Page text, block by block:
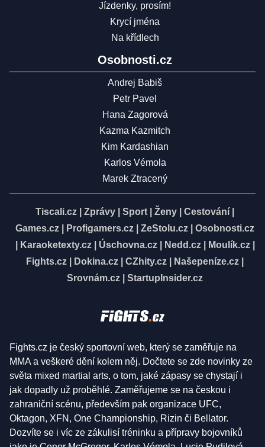
Jízdenky, prosím!
Krycí jména
Na křídlech
Osobnosti.cz
Andrej Babiš
Petr Pavel
Hana Zagorová
Kazma Kazmitch
Kim Kardashian
Karlos Vémola
Marek Ztracený
Tiscali.cz Zprávy Sport Ženy Cestování
Games.cz
Profigamers.cz ZeStolu.cz
Osobnosti.cz
Karaoketexty.cz| Úschovna.cz| Nedd.cz| Moulík.cz|
Fights.cz
Dokina.cz CZhity.cz Našepeníze.cz
Srovnám.cz
StartupInsider.cz
Fights.cz je český sportovní web, který se zaměřuje na
MMA a veškeré dění kolem něj. Dočtete se zde novinky ze
světa mixed martial arts, o tom, jaké zápasy se chystají i
jak dopadly už proběhlé. Zaměřujeme se na českou i
zahraniční scénu, především pak organizace UFC,
Oktagon, XFN, One Championship, Rizin či Bellator.
Dozvíte se i víc ze zákulisí tréninku a přípravy bojovníků